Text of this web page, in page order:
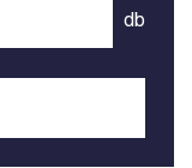
db